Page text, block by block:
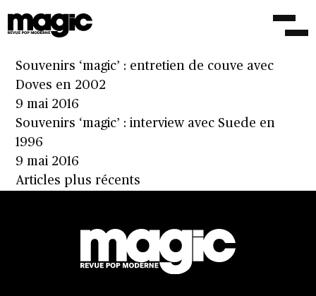
Mondays
Souvenirs ‘magic’ : entretien de couve avec
Doves en 2002
9 mai 2016
Souvenirs ‘magic’ : interview avec Suede en
1996
9 mai 2016
Navigation
Articles plus récents